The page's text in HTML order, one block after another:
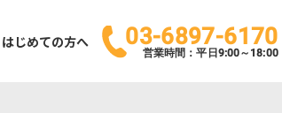
はじめての方へ 03-6897-6170
営業時間：平日9:00～18:00